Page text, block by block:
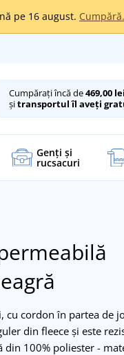
pe 16 august. Cumpără.
Cumpărați încă de469,00 lei
șitransportul îl aveți
Genți și
rucsacuri
cu cordon în partea de
din fleece și este
din 100% poliester -